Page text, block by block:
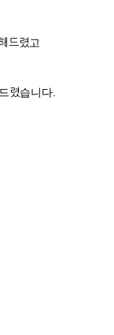
드렸고
렸습니다.